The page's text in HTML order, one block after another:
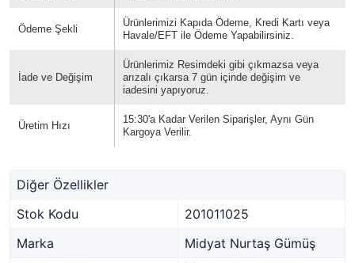
Ödeme Şekli
Ürünlerimizi Kapıda Ödeme, Kredi Kartı veya
Havale/EFT ile Ödeme Yapabilirsiniz.
İade ve Değişim
Ürünlerimiz Resimdeki gibi çıkmazsa veya
arızalı çıkarsa 7 gün içinde değişim ve
iadesini yapıyoruz.
Üretim Hızı
15:30'a Kadar Verilen Siparişler, Aynı Gün
Kargoya Verilir.
Diğer Özellikler
Stok Kodu
201011025
Marka
Midyat Nurtaş Gümüş